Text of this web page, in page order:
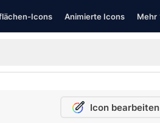
Icons Animierte Icons Mehr
Icon bearbeiten